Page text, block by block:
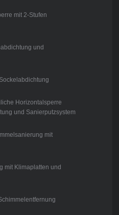
mit 2-Stufen
und
Horizontalsperre
und Sanierputzsystem
mit
mit Klimaplatten und